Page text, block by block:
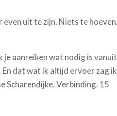
uit te zijn. Niets te
je aanreiken wat nodig is vanuit
dat wat ik altijd ervoer zag
Scharendijke. Verbinding. 15